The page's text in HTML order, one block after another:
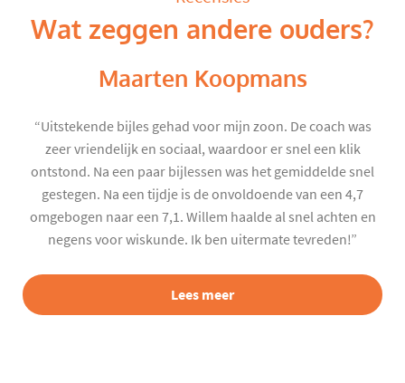
Wat zeggen andere ouders?
Maarten Koopmans
“Uitstekende bijles gehad voor mijn zoon. De coach was
zeer vriendelijk en sociaal, waardoor er snel een klik
ontstond. Na een paar bijlessen was het gemiddelde snel
gestegen. Na een tijdje is de onvoldoende van een 4,7
omgebogen naar een 7,1. Willem haalde al snel achten en
negens voor wiskunde. Ik ben uitermate tevreden!”
Lees meer